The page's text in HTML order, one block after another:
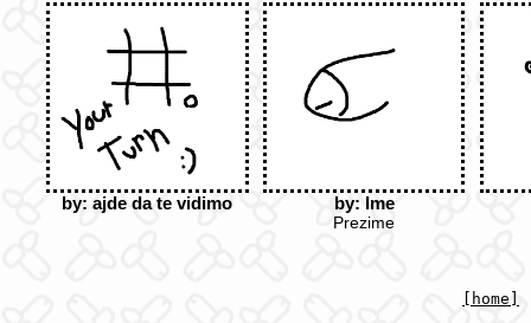
by: ajde da te vidimo by: Ime
Prezime
[home]